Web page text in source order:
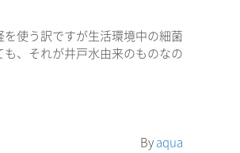
使う訳ですが生活環境中の細菌
、それが井戸水由来のものなの
Byaqua